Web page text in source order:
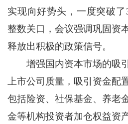
实现向好势头，一度突破了
整数关口，会议强调巩固资
释放出积极的政策信号。
增强国内资本市场的吸引
上市公司质量，吸引资金配
包括险资、社保基金、养老
金等机构投资者加仓权益资